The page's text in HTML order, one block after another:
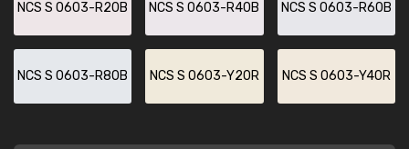
NCS S 0603-R20B NCS S 0603-R40B NCS S 0603-R60B
NCS S 0603-R80B NCS S 0603-Y20R NCS S 0603-Y40R